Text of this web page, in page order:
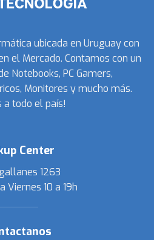
ubicada en Uruguay con
el Mercado. Contamos con un
Notebooks, PC Gamers,
Monitores y mucho más.
a todo el país!
Center
1263
Viernes 10 a 19h